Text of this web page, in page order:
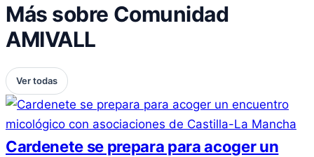
Más sobre Comunidad
AMIVALL
Ver todas
Cardenete se prepara para acoger un